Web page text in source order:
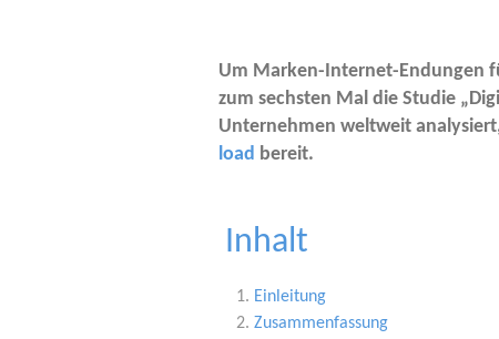
Um Mar­ken-Inter­net-Endun­gen
zum sechs­ten Mal die Stu­die
Unter­neh­men welt­weit
load bereit.
Inhalt
Ein­lei­tung
Zusam­men­fas­sung